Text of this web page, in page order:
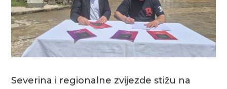
Severina i regionalne zvijezde stižu na